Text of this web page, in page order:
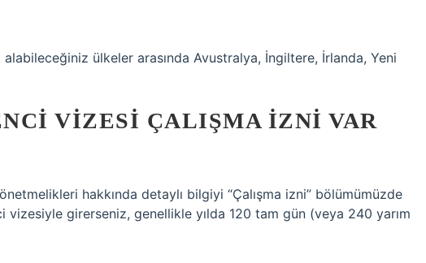
ülkeler arasında Avustralya, İngiltere, İrlanda, Yeni
VIZESI ÇALIŞMA IZNI VAR
hakkında detaylı bilgiyi “Çalışma izni” bölümümüzde
vizesiyle girerseniz, genellikle yılda 120 tam gün (veya 240 yarım